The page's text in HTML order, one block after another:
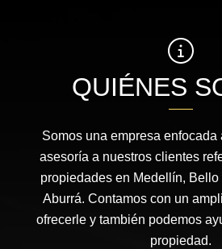
QUIÉNES
Somos una empresa enfocada
asesoría a nuestros clientes
propiedades en Medellín,
Aburrá. Contamos con un
ofrecerle y también podemos
propiedad.